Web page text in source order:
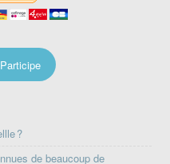
?
de beaucoup de